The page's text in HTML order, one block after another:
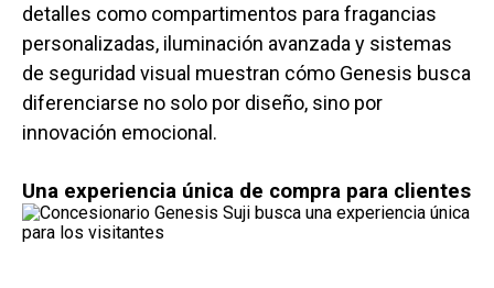
detalles como compartimentos para fragancias
personalizadas, iluminación avanzada y sistemas
de seguridad visual muestran cómo Genesis busca
diferenciarse no solo por diseño, sino por
innovación emocional.
Una experiencia única de compra para clientes